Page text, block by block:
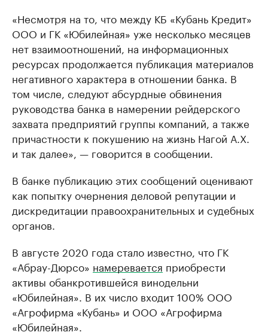
«Несмотря на то, что между КБ «Кубань Кредит»
ООО и ГК «Юбилейная» уже несколько месяцев
нет взаимоотношений, на информационных
ресурсах продолжается публикация материалов
негативного характера в отношении банка. В
том числе, следуют абсурдные обвинения
руководства банка в намерении рейдерского
захвата предприятий группы компаний, а также
причастности к покушению на жизнь Нагой А.Х.
и так далее», — говорится в сообщении.
В банке публикацию этих сообщений оценивают
как попытку очернения деловой репутации и
дискредитации правоохранительных и судебных
органов.
В августе 2020 года стало известно, что ГК
«Абрау-Дюрсо» намеревается приобрести
активы обанкротившейся винодельни
«Юбилейная». В их число входит 100% ООО
«Агрофирма «Кубань» и ООО «Агрофирма
«Юбилейная».